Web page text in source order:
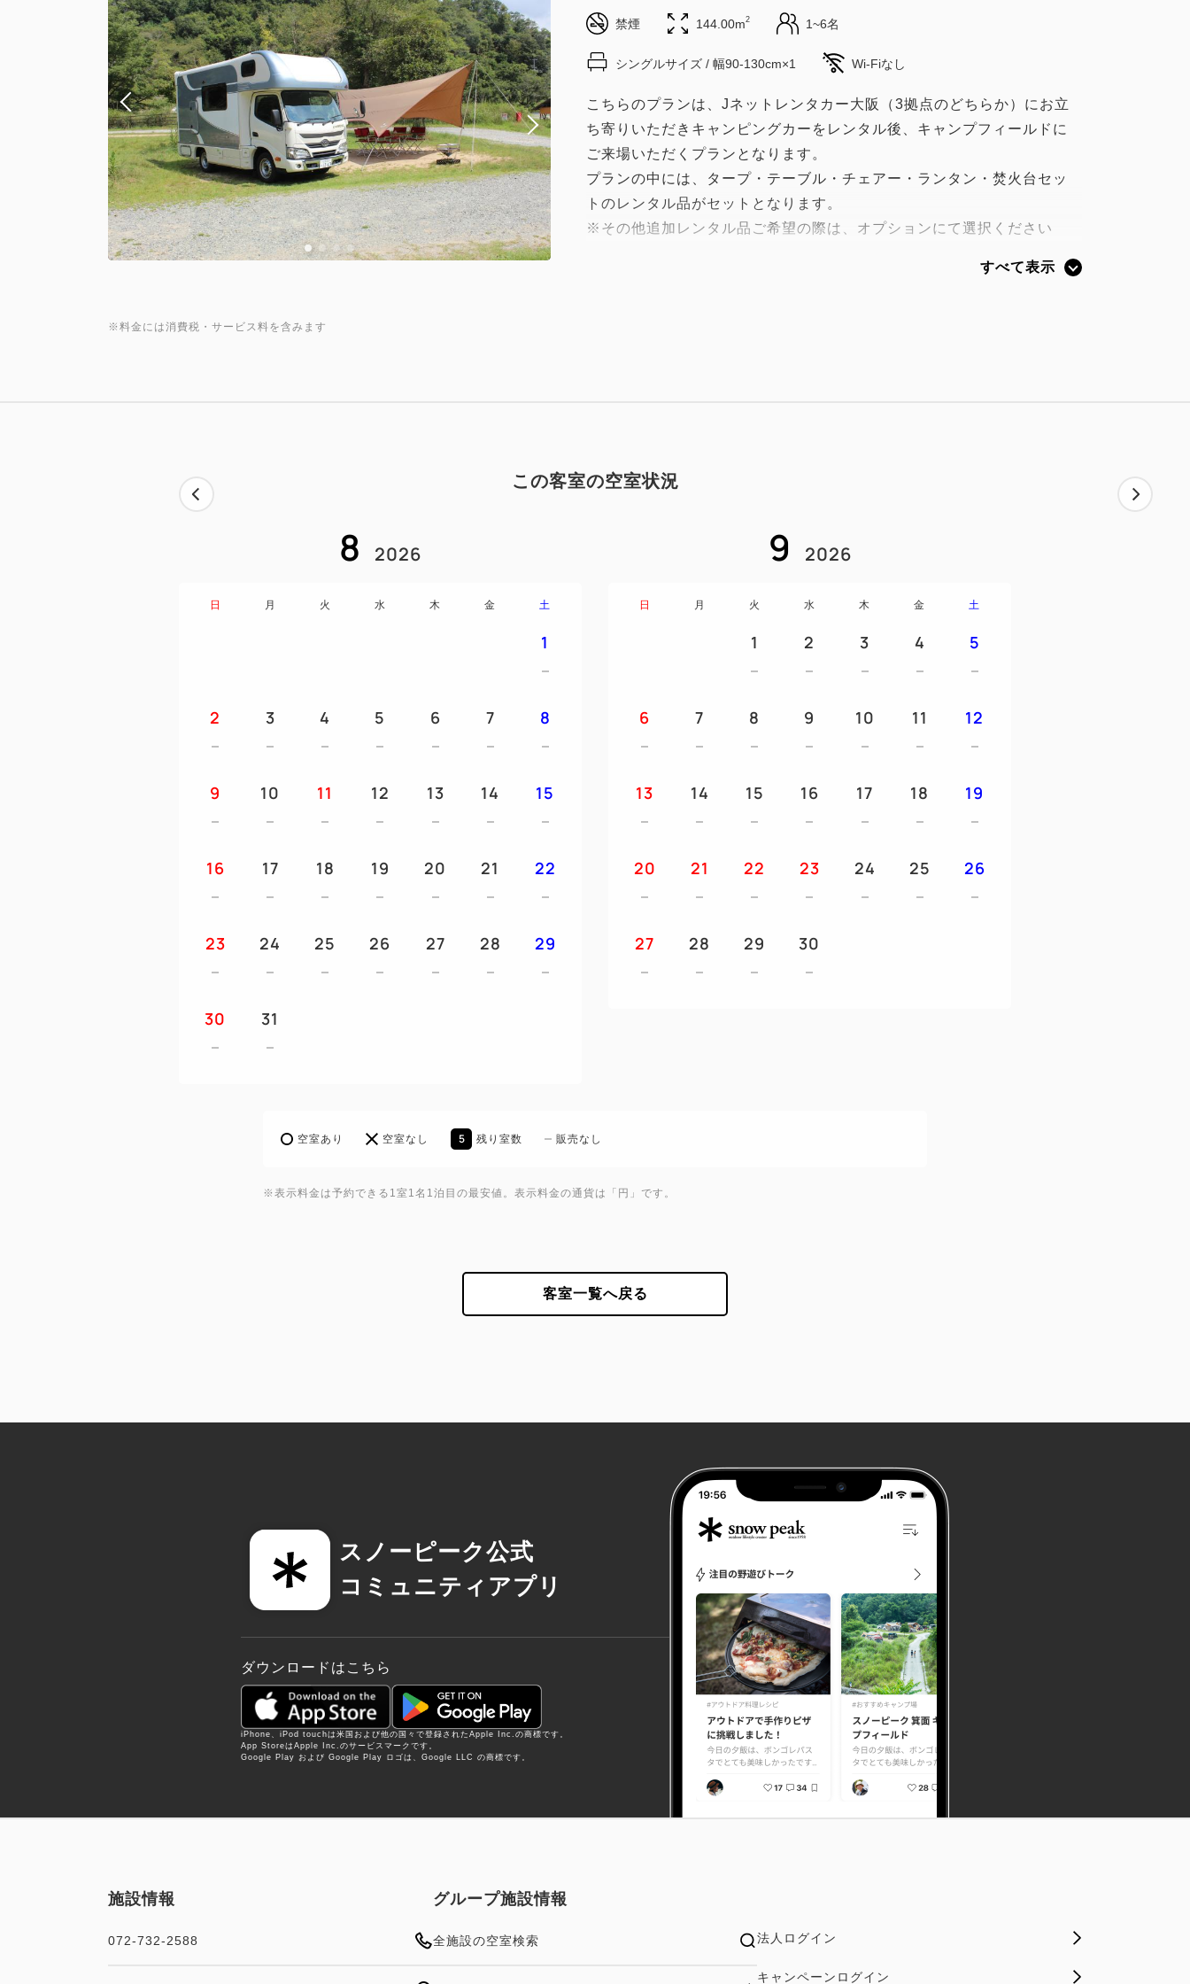
禁煙 144.00m2 1~6名
シングルサイズ / 幅90-130cm×1 Wi-Fiなし
こちらのプランは、Jネットレンタカー大阪（3拠点のどちらか）にお立
ち寄りいただきキャンピングカーをレンタル後、キャンプフィールドに
ご来場いただくプランとなります。
プランの中には、タープ・テーブル・チェアー・ランタン・焚火台セッ
トのレンタル品がセットとなります。
※その他追加レンタル品ご希望の際は、オプションにて選択ください
⑤キャンプフィールドチェックアウト後、Jネットレンタカー営業所にレ
■キャンピングカー予約時注意事項
●Jネットレンタカー大阪3店舗いずれかの店舗からの出発になります。
・Jネットレンタカーレンタルキャンピングカー大阪空港店(伊丹空港
・Jネットレンタカー堺鳳店 (堺市西区鳳東町7丁746番地1)
・お支払いは、
・Jネットレンタカー店舗にてレンタカー代をクレジットクレジット
キャンプ場宿泊料をスノーピーク箕面自然館にてお支払いいただ
きます。
・就寝時は布団、寝袋等の利用が必要となります。（ベッドに直接の就
寝は禁止となります。）
すべて表示
※料金には消費税・サービス料を含みます
この客室の空室状況
8 2026
日 月 火 水 木 金 土
1
2 3 4 5 6 7 8
9 10 11 12 13 14 15
16 17 18 19 20 21 22
23 24 25 26 27 28 29
30 31
9 2026
日 月 火 水 木 金 土
1 2 3 4 5
6 7 8 9 10 11 12
13 14 15 16 17 18 19
20 21 22 23 24 25 26
27 28 29 30
空室あり 空室なし 5 残り室数 販売なし
※表示料金は予約できる1室1名1泊目の最安値。表示料金の通貨は「円」です。
客室一覧へ戻る
スノーピーク公式
コミュニティアプリ
ダウンロードはこちら
iPhone、iPod touchは米国および他の国々で登録されたApple Inc.の商標です。
App StoreはApple Inc.のサービスマークです。
Google Play および Google Play ロゴは、Google LLC の商標です。
施設情報
072-732-2588
グループ施設情報
全施設の空室検索 法人ログイン
キャンペーンログイン